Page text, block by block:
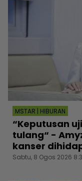
MSTAR | HIBURAN
“Keputusan
tulang“ -
kanser
Sabtu, 8 Ogos 2026